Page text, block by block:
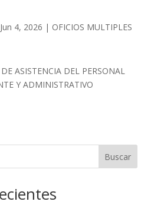
Jun 4, 2026 | OFICIOS MULTIPLES
ASISTENCIA DEL PERSONAL
Y ADMINISTRATIVO
Buscar